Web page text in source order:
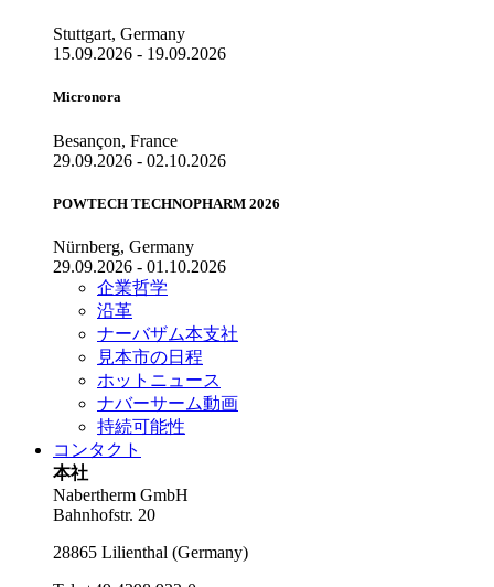
Stuttgart, Germany
15.09.2026 - 19.09.2026
Micronora
Besançon, France
29.09.2026 - 02.10.2026
POWTECH TECHNOPHARM 2026
Nürnberg, Germany
29.09.2026 - 01.10.2026
企業哲学
沿革
ナーバザム本支社
見本市の日程
ホットニュース
ナバーサーム動画
持続可能性
コンタクト
本社
Nabertherm GmbH
Bahnhofstr. 20
28865 Lilienthal (Germany)